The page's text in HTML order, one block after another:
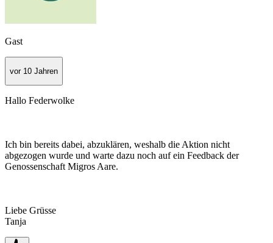
Gast
vor 10 Jahren
Hallo Federwolke
Ich bin bereits dabei, abzuklären, weshalb die Aktion nicht
abgezogen wurde und warte dazu noch auf ein Feedback der
Genossenschaft Migros Aare.
Liebe Grüsse
Tanja